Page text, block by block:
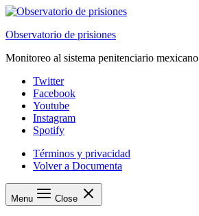
Saltar
contenido
Observatorio de prisiones
Monitoreo al sistema penitenciario mexicano
Twitter
Facebook
Youtube
Instagram
Spotify
Términos y privacidad
Volver a Documenta
Menu Close